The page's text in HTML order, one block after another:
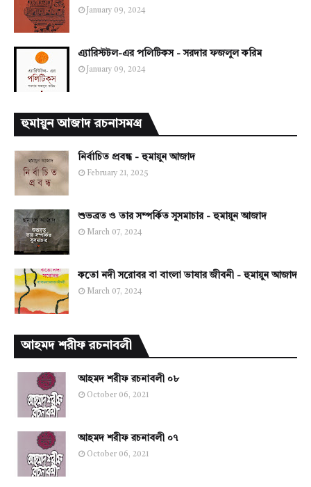
January 09, 2024
এ্যারিস্টটল-এর পলিটিকস - সরদার ফজলুল করিম
January 09, 2024
হুমায়ুন আজাদ রচনাসমগ্র
নির্বাচিত প্রবন্ধ - হুমায়ুন আজাদ
February 21, 2025
শুভব্রত ও তার সম্পর্কিত সুসমাচার - হুমায়ুন আজাদ
March 07, 2024
কতো নদী সরোবর বা বাংলা ভাষার জীবনী - হুমায়ুন আজাদ
March 07, 2024
আহমদ শরীফ রচনাবলী
আহমদ শরীফ রচনাবলী ০৮
October 06, 2021
আহমদ শরীফ রচনাবলী ০৭
October 06, 2021